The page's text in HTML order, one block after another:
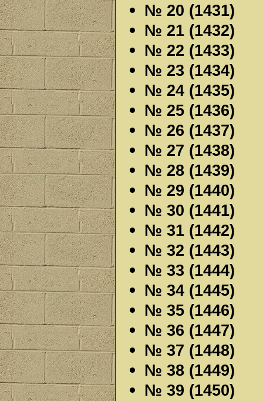
№ 20 (1431)
№ 21 (1432)
№ 22 (1433)
№ 23 (1434)
№ 24 (1435)
№ 25 (1436)
№ 26 (1437)
№ 27 (1438)
№ 28 (1439)
№ 29 (1440)
№ 30 (1441)
№ 31 (1442)
№ 32 (1443)
№ 33 (1444)
№ 34 (1445)
№ 35 (1446)
№ 36 (1447)
№ 37 (1448)
№ 38 (1449)
№ 39 (1450)